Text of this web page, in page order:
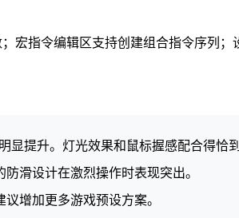
宏指令编辑区支持创建组合指令序列
显提升。灯光效果和鼠标握感配合得恰
滑设计在激烈操作时表现突出。
增加更多游戏预设方案。